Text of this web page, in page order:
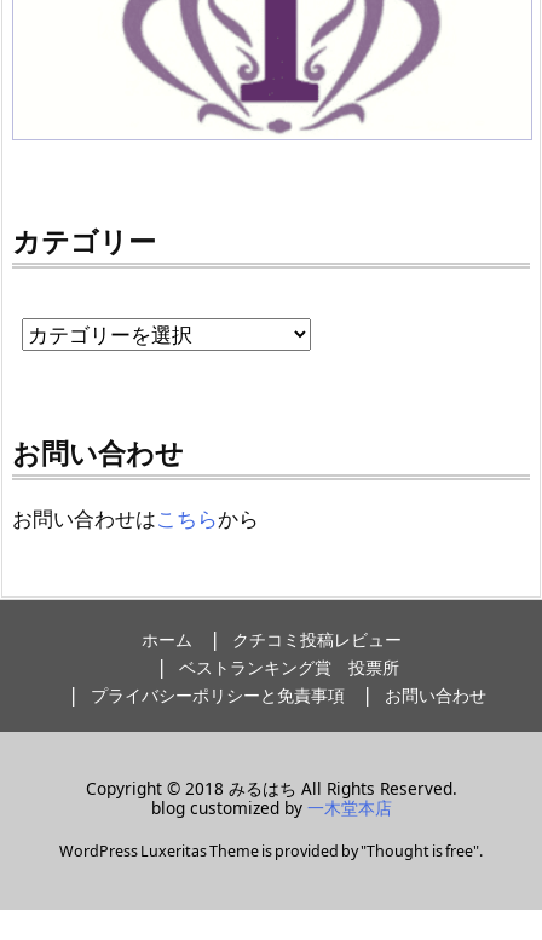
カテゴリー
お問い合わせ
お問い合わせはこちらから
ホーム
クチコミ投稿レビュー
ベストランキング賞 投票所
プライバシーポリシーと免責事項
お問い合わせ
Copyright © 2018 みるはち All Rights Reserved.
blog customized by 一木堂本店
WordPress Luxeritas Theme is provided by "Thought is free".